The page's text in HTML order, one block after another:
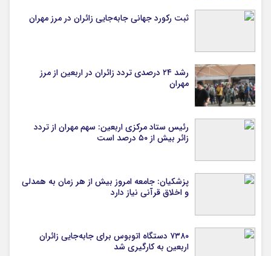
ثبت رکورد جهانی جابه‌جایی زائران در مرز مهران
رشد ۲۴ درصدی تردد زائران در اربعین از مرز
مهران
رئیس ستاد مرکزی اربعین: سهم مهران از تردد
زائر بیش از ۵۰ درصد است
پزشکیان: جامعه امروز بیش از هر زمان به همدلی
و اخلاق قرآنی نیاز دارد
۷۳۸۰ دستگاه اتوبوس برای جابه‌جایی زائران
اربعین به‌ کارگیری شد